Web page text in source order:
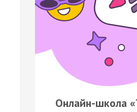
Онлайн-школа